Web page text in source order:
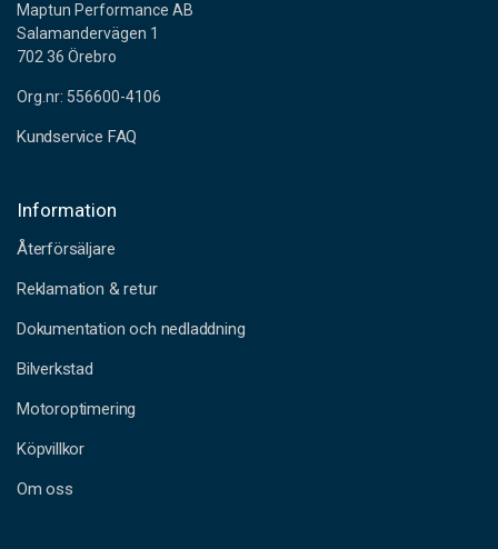
Maptun Performance AB
Salamandervägen 1
702 36 Örebro
Org.nr: 556600-4106
Kundservice FAQ
Information
Återförsäljare
Reklamation & retur
Dokumentation och nedladdning
Bilverkstad
Motoroptimering
Köpvillkor
Om oss